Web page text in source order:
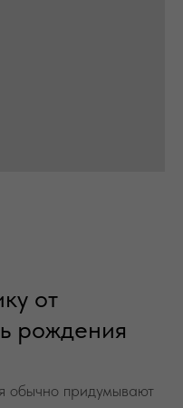
чтоб подарок был
садху - то, что
из массива
станет памятной и